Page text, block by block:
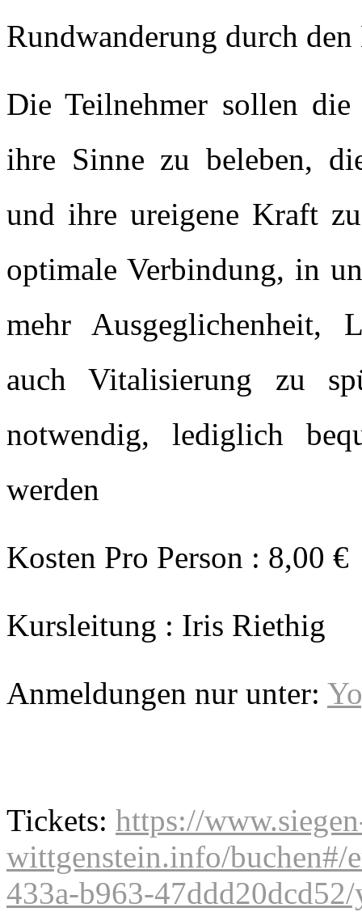
Rundwanderung durch
Die Teilnehmer sollen
ihre Sinne zu beleben,
und ihre ureigene Kraft
optimale Verbindung, in
mehr Ausgeglichenheit,
auch Vitalisierung zu
notwendig, lediglich
werden
Kosten Pro Person : 8,00 €
Kursleitung : Iris Riethig
Anmeldungen nur unter:
Tickets: https://
wittgenstein.info/buchen#/
433a-b963-